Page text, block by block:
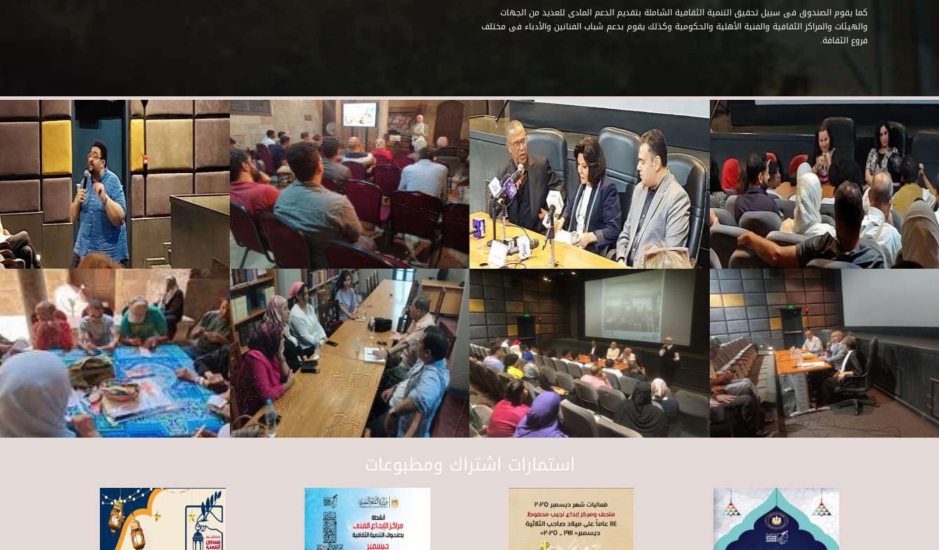
كما يقوم الصندوق فى سبيل تحقيق التنمية الثقافية الشاملة بتقديم الدعم المادى للعديد من الجهات
والهيئات والمراكز الثقافية والفنية الأهلية والحكومية وكذلك يقوم بدعم شباب الفنانين والأدباء فى مختلف
فروع الثقافة.
استمارات اشتراك ومطبوعات